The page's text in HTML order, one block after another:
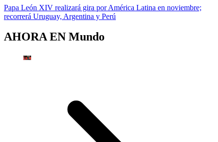
Papa León XIV realizará gira por América Latina en noviembre;
recorrerá Uruguay, Argentina y Perú
AHORA EN Mundo